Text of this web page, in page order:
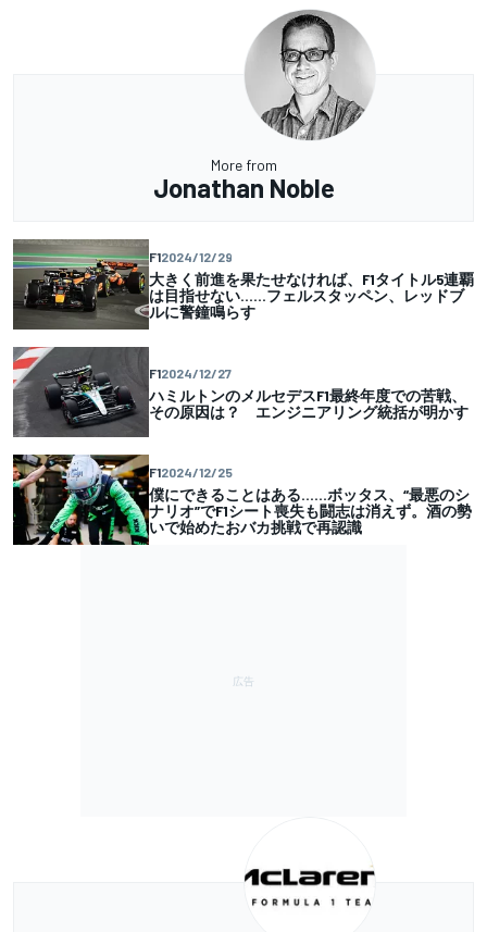
More from
Jonathan Noble
F12024/12/29
大きく前進を果たせなければ、F1タイトル5連覇
は目指せない……フェルスタッペン、レッドブ
ルに警鐘鳴らす
F12024/12/27
ハミルトンのメルセデスF1最終年度での苦戦、
その原因は？ エンジニアリング統括が明かす
F12024/12/25
僕にできることはある……ボッタス、“最悪のシ
ナリオ”でF1シート喪失も闘志は消えず。酒の勢
いで始めたおバカ挑戦で再認識